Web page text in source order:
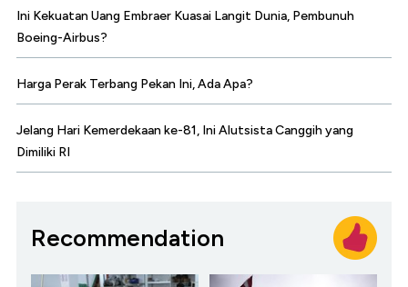
Ini Kekuatan Uang Embraer Kuasai Langit Dunia, Pembunuh
Boeing-Airbus?
Harga Perak Terbang Pekan Ini, Ada Apa?
Jelang Hari Kemerdekaan ke-81, Ini Alutsista Canggih yang
Dimiliki RI
Recommendation